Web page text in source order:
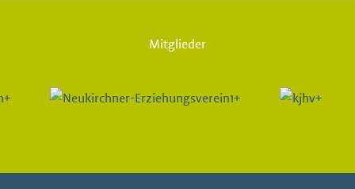
Mitglieder